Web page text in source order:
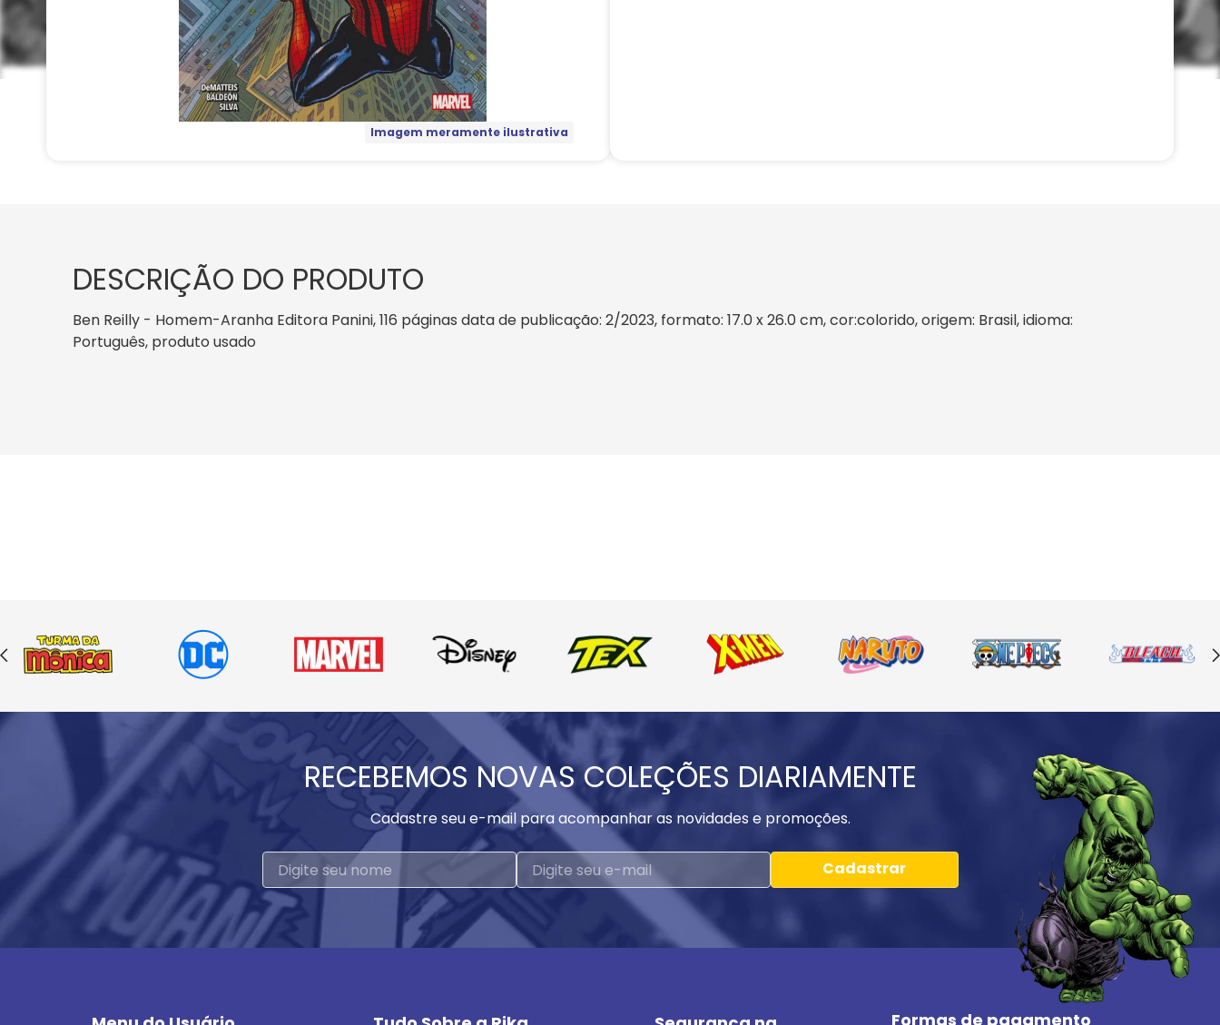
Imagem meramente ilustrativa
DESCRIÇÃO DO PRODUTO
Ben Reilly - Homem-Aranha Editora Panini, 116 páginas data de publicação: 2/2023, formato: 17.0 x 26.0 cm, cor:colorido, origem: Brasil, idioma:
Português, produto usado
RECEBEMOS NOVAS COLEÇÕES DIARIAMENTE
Cadastre seu e-mail para acompanhar as novidades e promoções.
Cadastrar
Formas de pagamento